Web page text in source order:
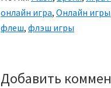
онлайн игра, Онлайн игры
флеш, флэш игры
Reader
Добавить